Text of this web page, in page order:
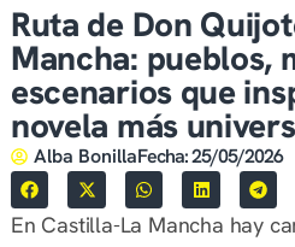
Ruta de Don
Mancha: pueblos,
escenarios que
novela más
Alba BonillaFecha:25/05/2026
En Castilla-La Mancha hay